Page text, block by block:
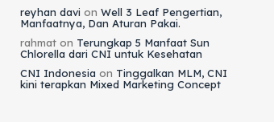
reyhan davi on Well 3 Leaf Pengertian,
Manfaatnya, Dan Aturan Pakai.
rahmaton Terungkap 5 Manfaat Sun
Chlorella dari CNI untuk Kesehatan
CNI Indonesia on Tinggalkan MLM, CNI
kini terapkan Mixed Marketing Concept